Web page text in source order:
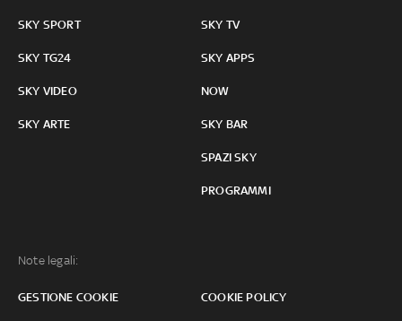
SKY SPORT
SKY TG24
SKY VIDEO
SKY ARTE
SKY TV
SKY APPS
NOW
SKY BAR
SPAZI SKY
PROGRAMMI
Note legali:
GESTIONE COOKIE COOKIE POLICY